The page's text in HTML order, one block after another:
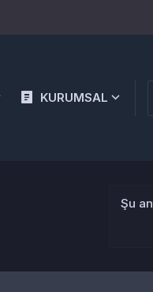
KURUMSAL
Şu an